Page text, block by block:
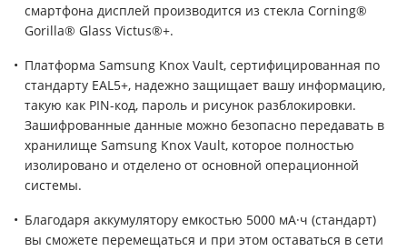
смартфона дисплей производится из стекла Corning®
Gorilla® Glass Victus®+.
Платформа Samsung Knox Vault, сертифицированная по
стандарту EAL5+, надежно защищает вашу информацию,
такую как PIN-код, пароль и рисунок разблокировки.
Зашифрованные данные можно безопасно передавать в
хранилище Samsung Knox Vault, которое полностью
изолировано и отделено от основной операционной
системы.
Благодаря аккумулятору емкостью 5000 мА·ч (стандарт)
вы сможете перемещаться и при этом оставаться в сети